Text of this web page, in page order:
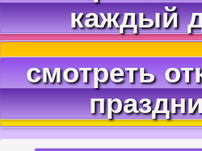
каждый
смотреть